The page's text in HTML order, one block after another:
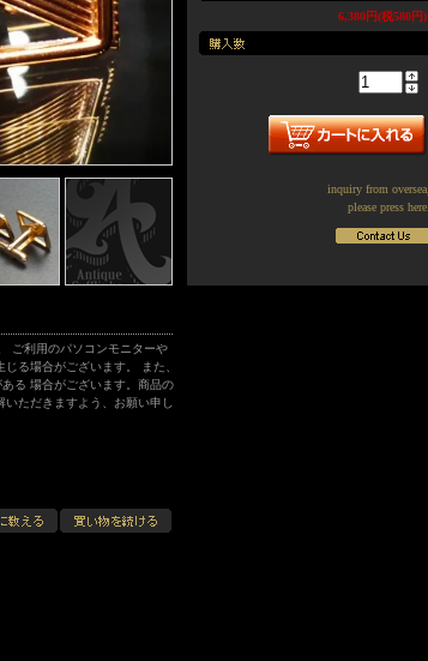
ご利用のパソコンモニターや
る場合がございます。 また、
る 場合がございます。商品の
ただきますよう、お願い申し
6,380円(税580円)
inquiry from oversea,
please press here.